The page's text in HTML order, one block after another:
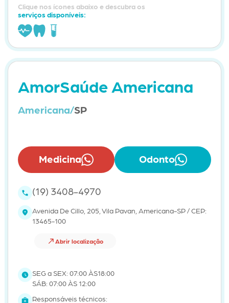
Clique nos ícones abaixo e descubra os
serviços disponíveis:
AmorSaúde Americana
Americana/SP
Medicina Odonto
(19) 3408-4970
Avenida De Cillo, 205, Vila Pavan, Americana-SP / CEP:
13465-100
Abrir localização
SEG a SEX: 07:00 ÀS18:00
SÁB: 07:00 ÀS 12:00
Responsáveis técnicos: